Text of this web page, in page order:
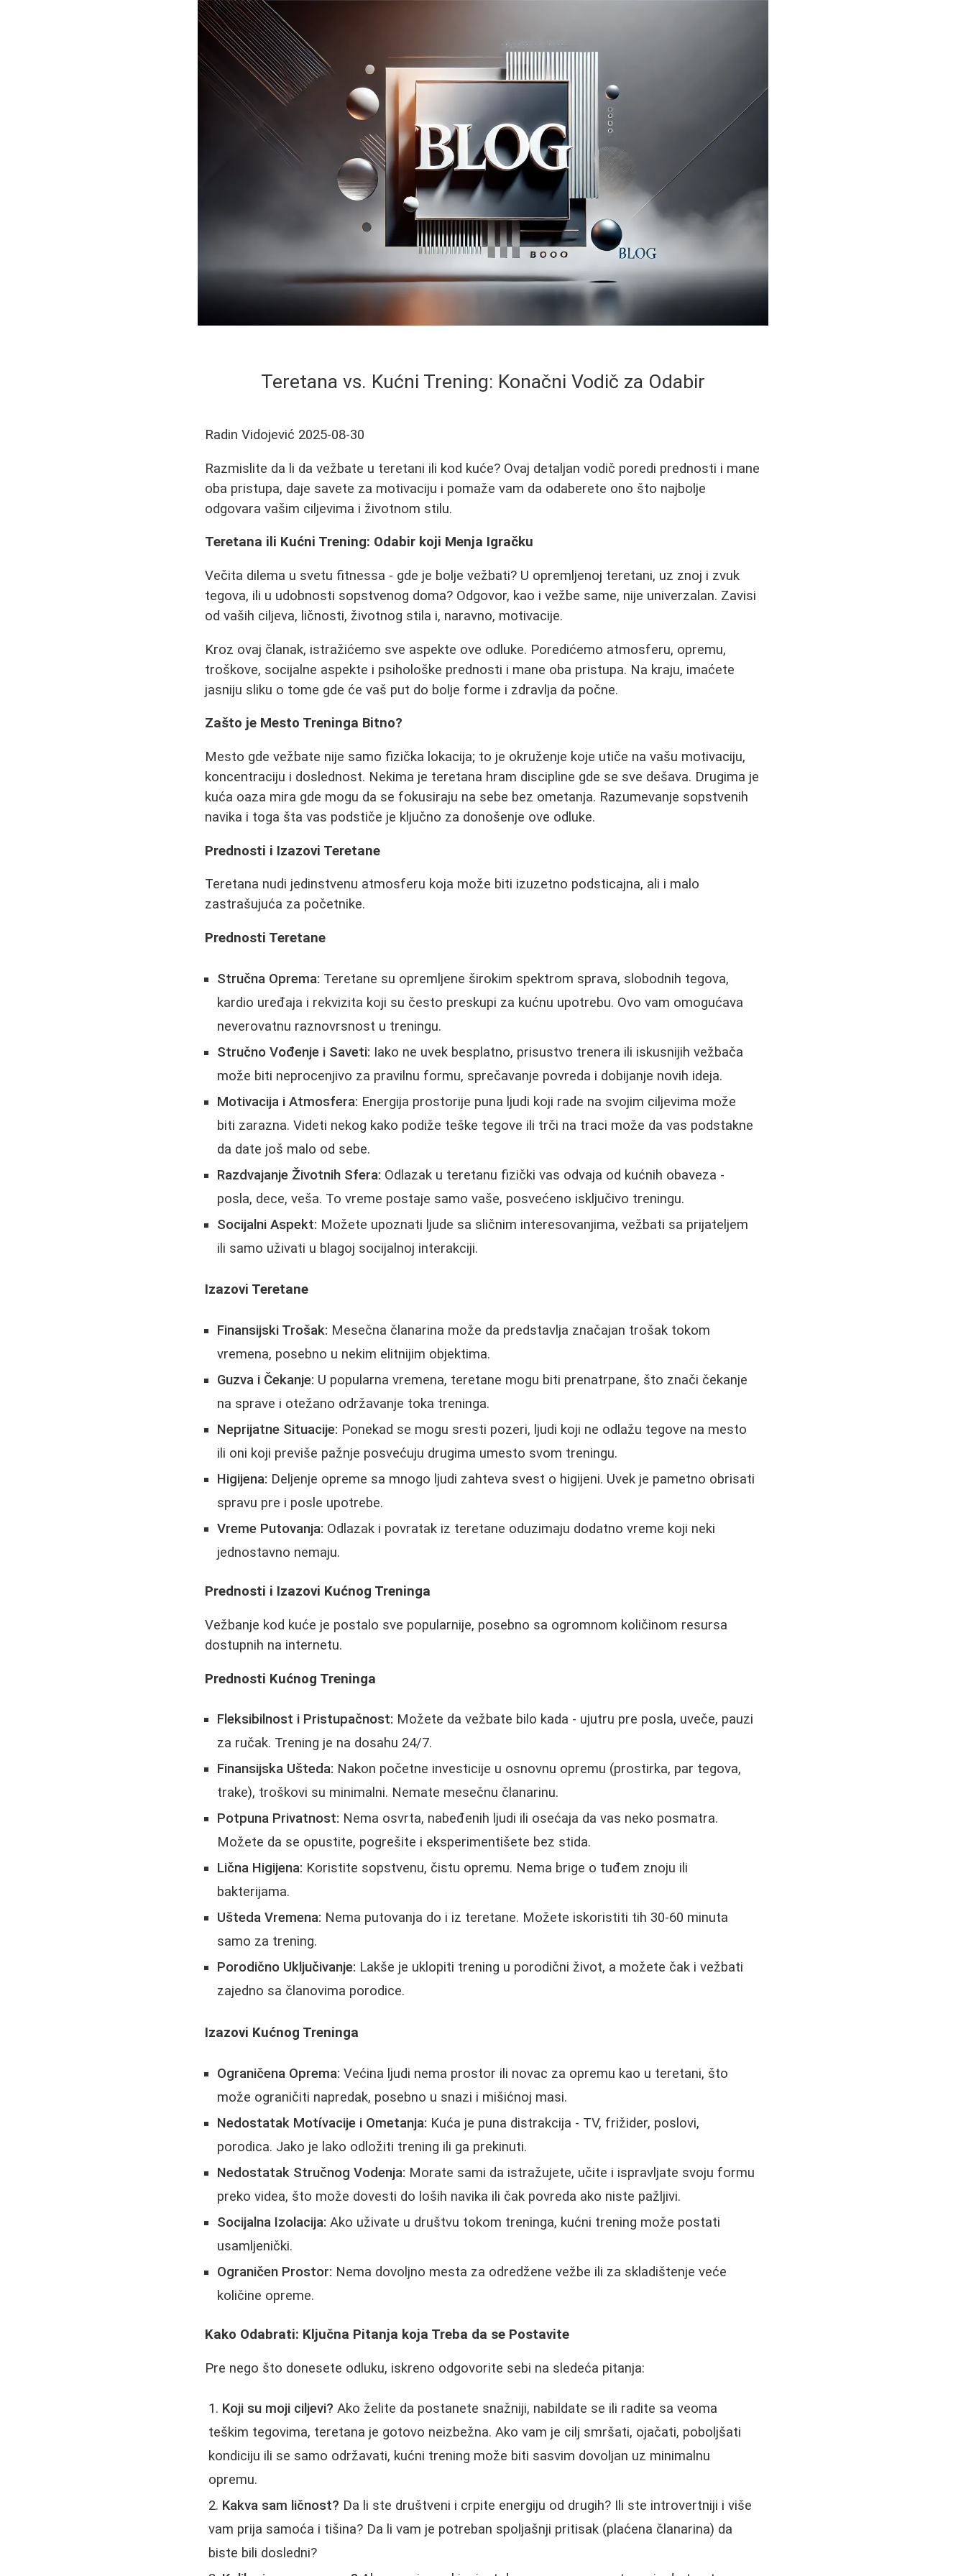
Teretana vs. Kućni Trening: Konačni Vodič za Odabir
Radin Vidojević 2025-08-30
Razmislite da li da vežbate u teretani ili kod kuće? Ovaj detaljan vodič poredi prednosti i mane
oba pristupa, daje savete za motivaciju i pomaže vam da odaberete ono što najbolje
odgovara vašim ciljevima i životnom stilu.
Teretana ili Kućni Trening: Odabir koji Menja Igračku
Večita dilema u svetu fitnessa - gde je bolje vežbati? U opremljenoj teretani, uz znoj i zvuk
tegova, ili u udobnosti sopstvenog doma? Odgovor, kao i vežbe samе, nije univerzalan. Zavisi
od vaših ciljeva, ličnosti, životnog stila i, naravno, motivacije.
Kroz ovaj članak, istražićemo sve aspekte ove odluke. Poredićemo atmosferu, opremu,
troškove, socijalne aspekte i psihološke prednosti i mane oba pristupa. Na kraju, imaćete
jasniju sliku o tome gde će vaš put do bolje forme i zdravlja da počne.
Zašto je Mesto Treninga Bitno?
Mesto gde vežbate nije samo fizička lokacija; to je okruženje koje utiče na vašu motivaciju,
koncentraciju i doslednost. Nekima je teretana hram discipline gde se sve dešava. Drugima je
kuća oaza mira gde mogu da se fokusiraju na sebe bez ometanja. Razumevanje sopstvenih
navika i toga šta vas podstiče je ključno za donošenje ove odluke.
Prednosti i Izazovi Teretane
Teretana nudi jedinstvenu atmosferu koja može biti izuzetno podsticajna, ali i malo
zastrašujuća za početnike.
Prednosti Teretane
Stručna Oprema: Teretane su opremljene širokim spektrom sprava, slobodnih tegova,
kardio uređaja i rekvizita koji su često preskupi za kućnu upotrebu. Ovo vam omogućava
neverovatnu raznovrsnost u treningu.
Stručno Vođenje i Saveti: Iako ne uvek besplatno, prisustvo trenera ili iskusnijih vežbača
može biti neprocenjivo za pravilnu formu, sprečavanje povreda i dobijanje novih ideja.
Motivacija i Atmosfera: Energija prostorije puna ljudi koji rade na svojim ciljevima može
biti zarazna. Videti nekog kako podiže teške tegove ili trči na traci može da vas podstakne
da date još malo od sebe.
Razdvajanje Životnih Sfera: Odlazak u teretanu fizički vas odvaja od kućnih obaveza -
posla, dece, veša. To vreme postaje samo vaše, posvećeno isključivo treningu.
Socijalni Aspekt: Možete upoznati ljude sa sličnim interesovanjima, vežbati sa prijateljem
ili samo uživati u blagoj socijalnoj interakciji.
Izazovi Teretane
Finansijski Trošak: Mesečna članarina može da predstavlja značajan trošak tokom
vremena, posebno u nekim elitnijim objektima.
Guzva i Čekanje: U popularna vremena, teretane mogu biti prenatrpane, što znači čekanje
na sprave i otežano održavanje toka treninga.
Neprijatne Situacije: Ponekad se mogu sresti pozeri, ljudi koji ne odlažu tegove na mesto
ili oni koji previše pažnje posvećuju drugima umesto svom treningu.
Higijena: Deljenje opreme sa mnogo ljudi zahteva svest o higijeni. Uvek je pametno obrisati
spravu pre i posle upotrebe.
Vreme Putovanja: Odlazak i povratak iz teretane oduzimaju dodatno vreme koji neki
jednostavno nemaju.
Prednosti i Izazovi Kućnog Treninga
Vežbanje kod kuće je postalo sve popularnije, posebno sa ogromnom količinom resursa
dostupnih na internetu.
Prednosti Kućnog Treninga
Fleksibilnost i Pristupačnost: Možete da vežbate bilo kada - ujutru pre posla, uveče, pauzi
za ručak. Trening je na dosahu 24/7.
Finansijska Ušteda: Nakon početne investicije u osnovnu opremu (prostirka, par tegova,
trake), troškovi su minimalni. Nemate mesečnu članarinu.
Potpuna Privatnost: Nema osvrta, nabeđenih ljudi ili osećaja da vas neko posmatra.
Možete da se opustite, pogrešite i eksperimentišete bez stida.
Lična Higijena: Koristite sopstvenu, čistu opremu. Nema brige o tuđem znoju ili
bakterijama.
Ušteda Vremena: Nema putovanja do i iz teretane. Možete iskoristiti tih 30-60 minuta
samo za trening.
Porodično Uključivanje: Lakše je uklopiti trening u porodični život, a možete čak i vežbati
zajedno sa članovima porodice.
Izazovi Kućnog Treninga
Ograničena Oprema: Većina ljudi nema prostor ili novac za opremu kao u teretani, što
može ograničiti napredak, posebno u snazi i mišićnoj masi.
Nedostatak Motívacije i Ometanja: Kuća je puna distrakcija - TV, frižider, poslovi,
porodica. Jako je lako odložiti trening ili ga prekinuti.
Nedostatak Stručnog Vodenja: Morate sami da istražujete, učite i ispravljate svoju formu
preko videa, što može dovesti do loših navika ili čak povreda ako niste pažljivi.
Socijalna Izolacija: Ako uživate u društvu tokom treninga, kućni trening može postati
usamljenički.
Ograničen Prostor: Nema dovoljno mesta za odredžene vežbe ili za skladištenje veće
količine opreme.
Kako Odabrati: Ključna Pitanja koja Treba da se Postavite
Pre nego što donesete odluku, iskreno odgovorite sebi na sledeća pitanja:
Koji su moji ciljevi? Ako želite da postanete snažniji, nabildate se ili radite sa veoma
teškim tegovima, teretana je gotovo neizbežna. Ako vam je cilj smršati, ojačati, poboljšati
kondiciju ili se samo održavati, kućni trening može biti sasvim dovoljan uz minimalnu
opremu.
Kakva sam ličnost? Da li ste društveni i crpite energiju od drugih? Ili ste introvertniji i više
vam prija samoća i tišina? Da li vam je potreban spoljašnji pritisak (plaćena članarina) da
biste bili dosledni?